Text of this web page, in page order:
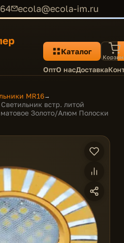
ecola@ecola-im.ru
Каталог
ОптО насДоставка
MR16→
встр. литой
Золото/Алюм Полоски